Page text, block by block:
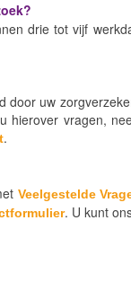
drie tot vijf
door uw
hierover vragen,
.
Veelgestelde
. U kunt